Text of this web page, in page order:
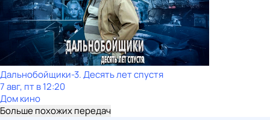
Дальнобойщики-3. Десять лет спустя
7 авг, пт в 12:20
Дом кино
Больше похожих передач